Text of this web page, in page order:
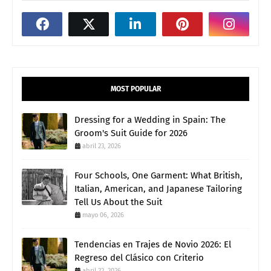
MOST POPULAR
Dressing for a Wedding in Spain: The
Groom's Suit Guide for 2026
abril 23, 2026
Four Schools, One Garment: What British,
Italian, American, and Japanese Tailoring
Tell Us About the Suit
mayo 06, 2026
Tendencias en Trajes de Novio 2026: El
Regreso del Clásico con Criterio